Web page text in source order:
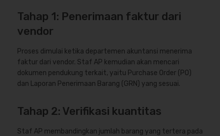
Tahap 1: Penerimaan faktur dari
vendor
Proses dimulai ketika departemen akuntansi menerima
faktur dari vendor. Staf AP kemudian akan mencari
dokumen pendukung terkait, yaitu Purchase Order (PO)
dan Laporan Penerimaan Barang (GRN) yang sesuai.
Tahap 2: Verifikasi kuantitas
Staf AP membandingkan jumlah barang yang tertera pada